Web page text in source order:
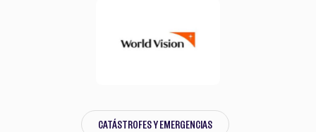
CATÁSTROFES Y EMERGENCIAS